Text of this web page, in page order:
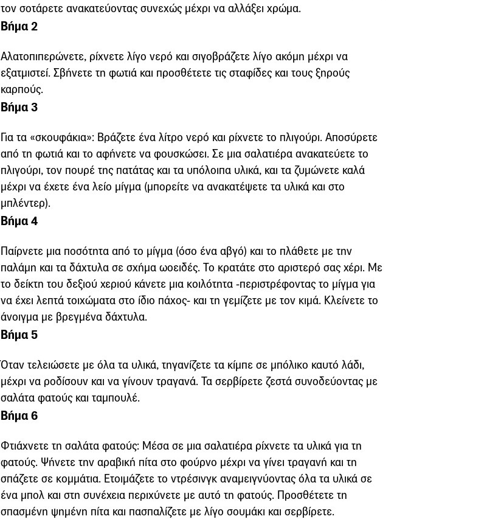
τον σοτάρετε ανακατεύοντας συνεχώς μέχρι να αλλάξει χρώμα.
Βήμα 2
Αλατοπιπερώνετε, ρίχνετε λίγο νερό και σιγοβράζετε λίγο ακόμη μέχρι να
εξατμιστεί. Σβήνετε τη φωτιά και προσθέτετε τις σταφίδες και τους ξηρούς
καρπούς.
Βήμα 3
Για τα «σκουφάκια»: Βράζετε ένα λίτρο νερό και ρίχνετε το πλιγούρι. Αποσύρετε
από τη φωτιά και το αφήνετε να φουσκώσει. Σε μια σαλατιέρα ανακατεύετε το
πλιγούρι, τον πουρέ της πατάτας και τα υπόλοιπα υλικά, και τα ζυμώνετε καλά
μέχρι να έχετε ένα λείο μίγμα (μπορείτε να ανακατέψετε τα υλικά και στο
μπλέντερ).
Βήμα 4
Παίρνετε μια ποσότητα από το μίγμα (όσο ένα αβγό) και το πλάθετε με την
παλάμη και τα δάχτυλα σε σχήμα ωοειδές. Το κρατάτε στο αριστερό σας χέρι. Με
το δείκτη του δεξιού χεριού κάνετε μια κοιλότητα -περιστρέφοντας το μίγμα για
να έχει λεπτά τοιχώματα στο ίδιο πάχος- και τη γεμίζετε με τον κιμά. Κλείνετε το
άνοιγμα με βρεγμένα δάχτυλα.
Βήμα 5
Όταν τελειώσετε με όλα τα υλικά, τηγανίζετε τα κίμπε σε μπόλικο καυτό λάδι,
μέχρι να ροδίσουν και να γίνουν τραγανά. Τα σερβίρετε ζεστά συνοδεύοντας με
σαλάτα φατούς και ταμπουλέ.
Βήμα 6
Φτιάχνετε τη σαλάτα φατούς: Μέσα σε μια σαλατιέρα ρίχνετε τα υλικά για τη
φατούς. Ψήνετε την αραβική πίτα στο φούρνο μέχρι να γίνει τραγανή και τη
σπάζετε σε κομμάτια. Ετοιμάζετε το ντρέσινγκ αναμειγνύοντας όλα τα υλικά σε
ένα μπολ και στη συνέχεια περιχύνετε με αυτό τη φατούς. Προσθέτετε τη
σπασμένη ψημένη πίτα και πασπαλίζετε με λίγο σουμάκι και σερβίρετε.